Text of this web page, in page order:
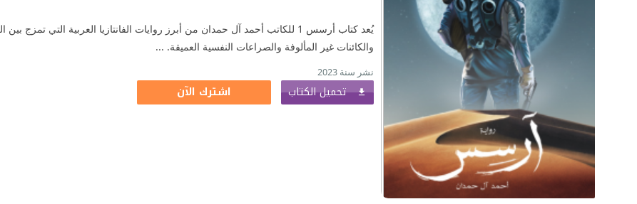
يُعد كتاب أرسس 1 للكاتب أحمد آل حمدان من أبرز روايات الفانتازيا العربية التي
والكائنات غير المألوفة والصراعات النفسية العميقة. ...
نشر سنة 2023
تحميل الكتاب اشترك الآن